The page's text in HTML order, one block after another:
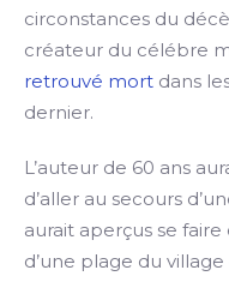
circonstances du
créateur du célébre
retrouvé mort dans
dernier.
L’auteur de 60 ans
d’aller au secours
aurait aperçus se
d’une plage du village